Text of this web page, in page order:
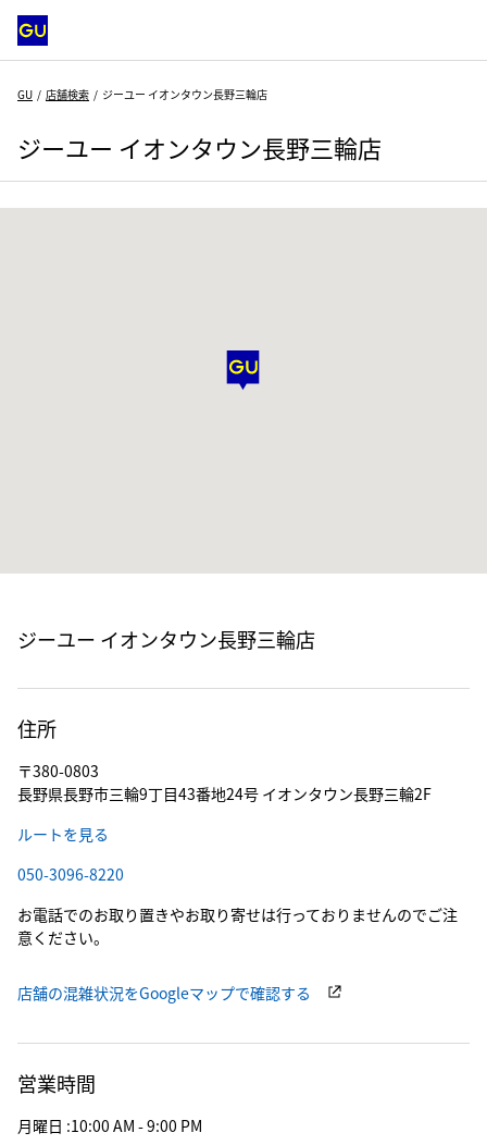
GU 店舗検索 ジーユー イオンタウン長野三輪店
ジーユー イオンタウン長野三輪店
ジーユー イオンタウン長野三輪店
住所
〒380-0803
長野県長野市三輪9丁目43番地24号 イオンタウン長野三輪2F
ルートを見る
050-3096-8220
お電話でのお取り置きやお取り寄せは行っておりませんのでご注
意ください。
店舗の混雑状況をGoogleマップで確認する
営業時間
月曜日 :10:00 AM - 9:00 PM